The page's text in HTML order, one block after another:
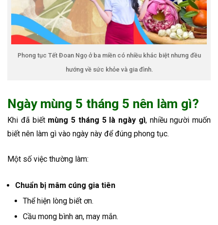
Phong tục Tết Đoan Ngọ ở ba miền có nhiều khác biệt nhưng đều
hướng về sức khỏe và gia đình.
Ngày mùng 5 tháng 5 nên làm gì?
Khi đã biết mùng 5 tháng 5 là ngày gì, nhiều người muốn
biết nên làm gì vào ngày này để đúng phong tục.
Một số việc thường làm:
Chuẩn bị mâm cúng gia tiên
Thể hiện lòng biết ơn.
Cầu mong bình an, may mắn.